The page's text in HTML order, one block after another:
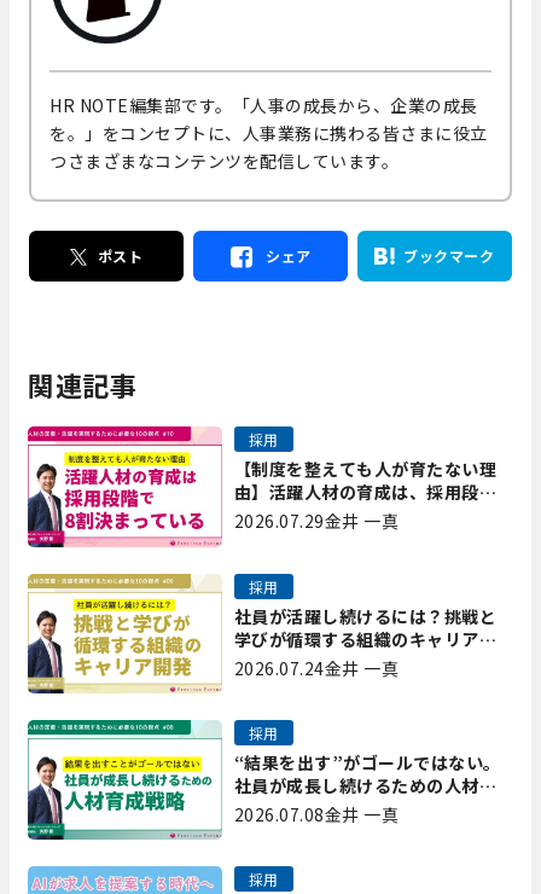
HR NOTE編集部です。「人事の成長から、企業の成長
を。」をコンセプトに、人事業務に携わる皆さまに役立
つさまざまなコンテンツを配信しています。
ポスト シェア ブックマーク
関連記事
【制度を整えても人が育たない理
由】活躍人材の育成は、採用段階
で8割決まっている｜プレシャスパ
採用
2026.07.29金井 一真
社員が活躍し続けるには？挑戦と
学びが循環する組織のキャリア開
発｜プレシャスパートナーズ矢野
採用
2026.07.24金井 一真
“結果を出す”がゴールではない。
社員が成長し続けるための人材育
成戦略｜プレシャスパートナーズ
採用
2026.07.08金井 一真
採用